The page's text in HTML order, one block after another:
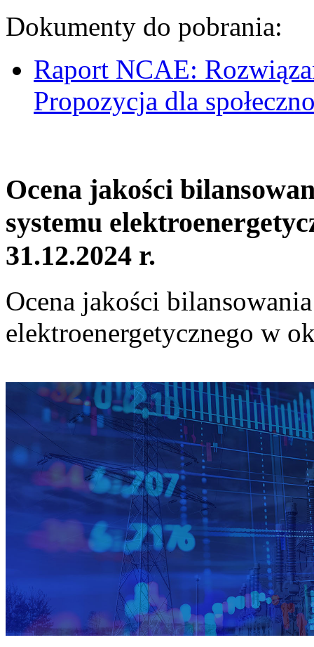
Dokumenty do pobrania:
Raport NCAE:
Propozycja dla
Ocena jakości
systemu
31.12.2024 r.
Ocena jakości
elektroenergetycznego w